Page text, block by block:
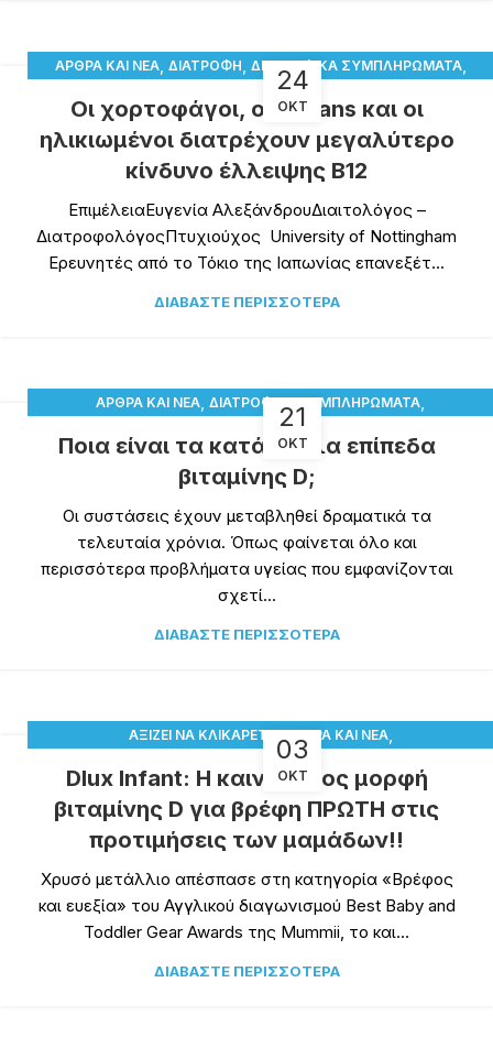
24
ΟΚΤ
ΆΡΘΡΑ ΚΑΙ ΝΈΑ, ΔΙΑΤΡΟΦΉ ΔΙΑΤΡΟΦΙΚΆ ΣΥΜΠΛΗΡΏΜΑΤΑ,
ΥΓΕΊΑ
Οι χορτοφάγοι, οι vegans και οι
ηλικιωμένοι διατρέχουν μεγαλύτερο
κίνδυνο έλλειψης Β12
ΕπιμέλειαΕυγενία ΑλεξάνδρουΔιαιτολόγος –
ΔιατροφολόγοςΠτυχιούχος University of Nottingham
Ερευνητές από το Τόκιο της Ιαπωνίας επανεξέτ...
ΔΙΑΒΆΣΤΕ ΠΕΡΙΣΣΌΤΕΡΑ
21
ΟΚΤ
ΆΡΘΡΑ ΚΑΙ ΝΈΑ ΔΙΑΤΡΟΦΙΚΆ ΣΥΜΠΛΗΡΏΜΑΤΑ
ΠΑΡΑΤΗΡΗΤΉΡΙΟ ΒΙΤΑΜΊΝΗΣ D
Ποια είναι τα κατάλληλα επίπεδα
βιταμίνης D;
Οι συστάσεις έχουν μεταβληθεί δραματικά τα
τελευταία χρόνια. Όπως φαίνεται όλο και
περισσότερα προβλήματα υγείας που εμφανίζονται
σχετί...
ΔΙΑΒΆΣΤΕ ΠΕΡΙΣΣΌΤΕΡΑ
03
ΟΚΤ
ΑΞΊΖΕΙ ΝΑ ΚΛΙΚΑΡΕΤΕ,ΆΡΘΡΑ ΚΑΙ ΝΈΑ,
ΠΑΡΑΤΗΡΗΤΉΡΙΟ ΒΙΤΑΜΊΝΗΣ D
Dlux Infant: Η καινοτόμος μορφή
βιταμίνης D για βρέφη ΠΡΩΤΗ στις
προτιμήσεις των μαμάδων!!
Χρυσό μετάλλιο απέσπασε στη κατηγορία «Βρέφος
και ευεξία» του Αγγλικού διαγωνισμού Best Baby and
Toddler Gear Awards της Mummii, το και...
ΔΙΑΒΆΣΤΕ ΠΕΡΙΣΣΌΤΕΡΑ